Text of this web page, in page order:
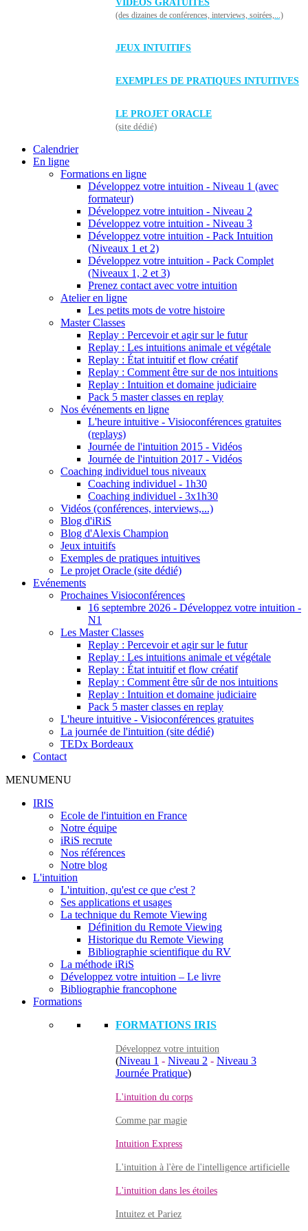
VIDÉOS GRATUITES
(des dizaines de conférences, interviews, soirées,...)
JEUX INTUITIFS
EXEMPLES DE PRATIQUES INTUITIVES
LE PROJET ORACLE
(site dédié)
Calendrier
En ligne
Formations en ligne
Développez votre intuition - Niveau 1 (avec
formateur)
Développez votre intuition - Niveau 2
Développez votre intuition - Niveau 3
Développez votre intuition - Pack Intuition
(Niveaux 1 et 2)
Développez votre intuition - Pack Complet
(Niveaux 1, 2 et 3)
Prenez contact avec votre intuition
Atelier en ligne
Les petits mots de votre histoire
Master Classes
Replay : Percevoir et agir sur le futur
Replay : Les intuitions animale et végétale
Replay : État intuitif et flow créatif
Replay : Comment être sur de nos intuitions
Replay : Intuition et domaine judiciaire
Pack 5 master classes en replay
Nos événements en ligne
L'heure intuitive - Visioconférences gratuites
(replays)
Journée de l'intuition 2015 - Vidéos
Journée de l'intuition 2017 - Vidéos
Coaching individuel tous niveaux
Coaching individuel - 1h30
Coaching individuel - 3x1h30
Vidéos (conférences, interviews,...)
Blog d'iRiS
Blog d'Alexis Champion
Jeux intuitifs
Exemples de pratiques intuitives
Le projet Oracle (site dédié)
Evénements
Prochaines Visioconférences
16 septembre 2026 - Développez votre intuition -
N1
Les Master Classes
Replay : Percevoir et agir sur le futur
Replay : Les intuitions animale et végétale
Replay : État intuitif et flow créatif
Replay : Comment être sûr de nos intuitions
Replay : Intuition et domaine judiciaire
Pack 5 master classes en replay
L'heure intuitive - Visioconférences gratuites
La journée de l'intuition (site dédié)
TEDx Bordeaux
Contact
MENUMENU
IRIS
Ecole de l'intuition en France
Notre équipe
iRiS recrute
Nos références
Notre blog
L'intuition
L'intuition, qu'est ce que c'est ?
Ses applications et usages
La technique du Remote Viewing
Définition du Remote Viewing
Historique du Remote Viewing
Bibliographie scientifique du RV
La méthode iRiS
Développez votre intuition – Le livre
Bibliographie francophone
Formations
FORMATIONS IRIS
Développez votre intuition
(Niveau 1 - Niveau 2 - Niveau 3
Journée Pratique)
L'intuition du corps
Comme par magie
Intuition Express
L'intuition à l'ère de l'intelligence artificielle
L'intuition dans les étoiles
Intuitez et Pariez